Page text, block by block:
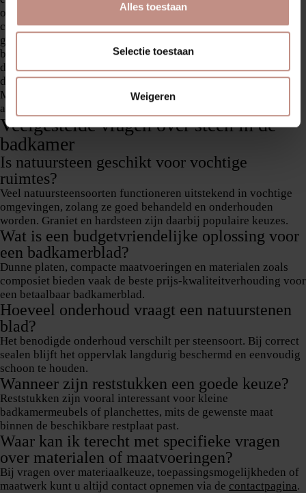
Alles toestaan
Selectie toestaan
Weigeren
opvallend accent
composiet in marmerlook voor een luxe uitstraling
gebruik van reststukken voor nissen, planchettes of kleine
bladoppervlakken
donkere steenvarianten in combinatie met messing of zwarte
details
Met één of twee goed gekozen elementen oogt een badkamer
al snel een stuk luxer
Veelgestelde vragen over steen in de
badkamer
Is natuursteen geschikt voor vochtige
ruimtes?
Veel natuursteensoorten functioneren uitstekend in vochtige
omgevingen, zolang ze goed behandeld en onderhouden
worden. Graniet en hardsteen zijn daarbij populaire keuzes.
Wat is een budgetvriendelijke oplossing voor
een badkamerblad?
Dunne platen, compacte maatvoeringen en materialen zoals
composiet bieden vaak de beste prijs-kwaliteitverhouding voor
een betaalbaar badkamerblad.
Hoeveel onderhoud vraagt een natuurstenen
blad?
Het benodigde onderhoud verschilt per steensoort. Bij correct
sealen blijft het oppervlak langdurig beschermd en eenvoudig
schoon te houden.
Wanneer zijn reststukken een goede keuze?
Reststukken zijn vooral interessant voor kleine
badkamermeubels of planchettes, mits de gewenste maat
binnen de beschikbare restplaat past.
Waar kan ik terecht met specifieke vragen
over materialen of maatvoeringen?
Bij vragen over materiaalkeuze, toepassingsmogelijkheden of
maatwerk kunt u altijd contact opnemen via de contactpagina.